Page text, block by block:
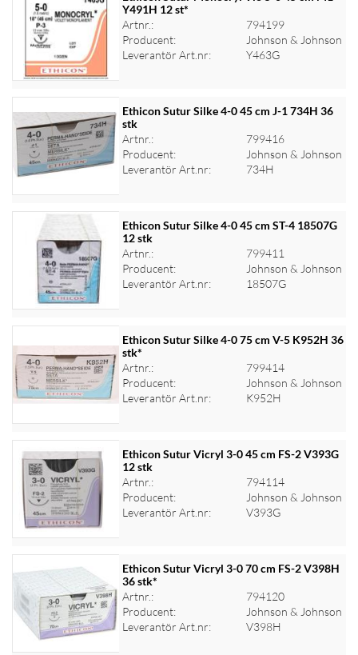
Logga in för priser
Y491H 12 st*
Artnr.:
794199
Producent:
Johnson & Johnson
Leverantör Art.nr:
Y463G
Logga in för priser
Ethicon Sutur Silke 4-0 45 cm J-1 734H 36
stk
Artnr.:
799416
Producent:
Johnson & Johnson
Leverantör Art.nr:
734H
Logga in för priser
Ethicon Sutur Silke 4-0 45 cm ST-4 18507G
12 stk
Artnr.:
799411
Producent:
Johnson & Johnson
Leverantör Art.nr:
18507G
Logga in för priser
Ethicon Sutur Silke 4-0 75 cm V-5 K952H 36
stk*
Artnr.:
799414
Producent:
Johnson & Johnson
Leverantör Art.nr:
K952H
Logga in för priser
Ethicon Sutur Vicryl 3-0 45 cm FS-2 V393G
12 stk
Artnr.:
794114
Producent:
Johnson & Johnson
Leverantör Art.nr:
V393G
Logga in för priser
Ethicon Sutur Vicryl 3-0 70 cm FS-2 V398H
36 stk*
Artnr.:
794120
Producent:
Johnson & Johnson
Leverantör Art.nr:
V398H